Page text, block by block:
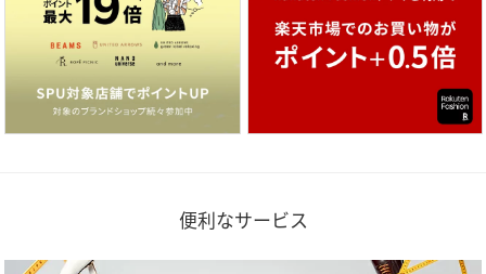
便利なサービス